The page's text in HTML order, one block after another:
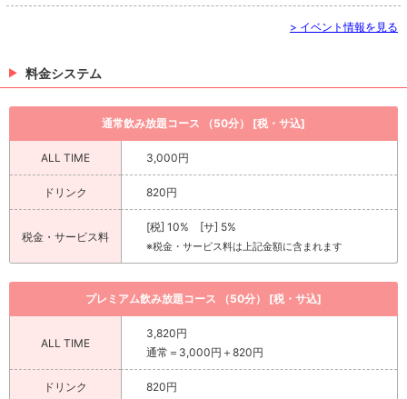
> イベント情報を見る
料金システム
通常飲み放題コース （50分） [税・サ込]
ALL TIME 3,000円
ドリンク 820円
税金・サービス料
[税] 10% [サ] 5%
※税金・サービス料は上記金額に含まれます
プレミアム飲み放題コース （50分） [税・サ込]
ALL TIME
3,820円
通常＝3,000円＋820円
ドリンク 820円